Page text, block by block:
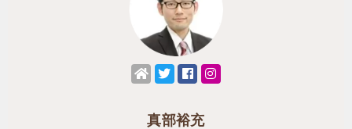
真部裕充